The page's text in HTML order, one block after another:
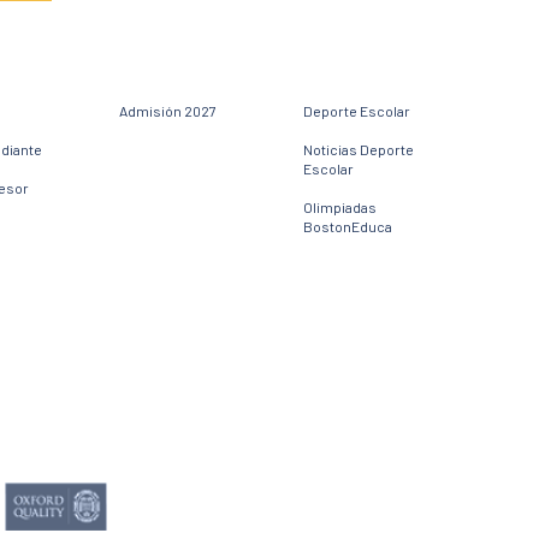
Admisión 2027 Deporte Escolar
Noticias Deporte
Escolar
Olimpiadas
BostonEduca